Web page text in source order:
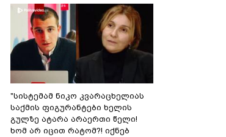
"სისტემამ ნიკო კვარაცხელიას
საქმის ფიგურანტები ხელის
გულზე ატარა არაერთი წელი!
ხომ არ იცით რატომ?! იქნებ